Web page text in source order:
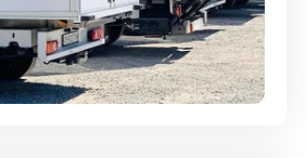
- Alles sicher